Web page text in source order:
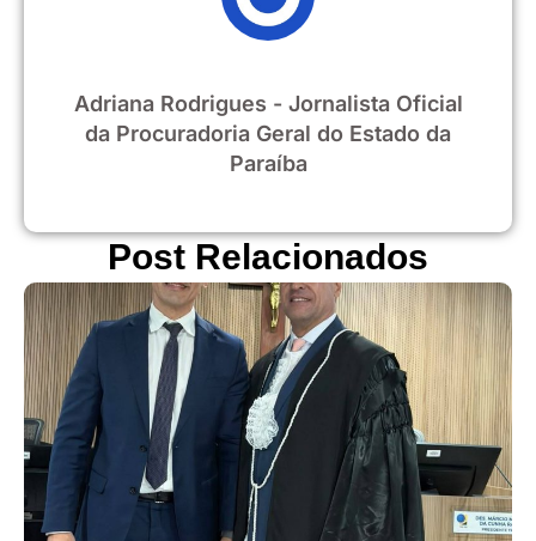
Adriana Rodrigues - Jornalista Oficial
da Procuradoria Geral do Estado da
Paraíba
Post Relacionados